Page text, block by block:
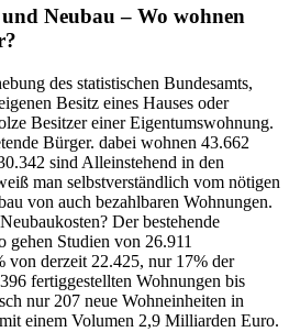
Neubau – Wo wohnen
des statistischen Bundesamts,
Besitz eines Hauses oder
Besitzer einer Eigentumswohnung.
Bürger. dabei wohnen 43.662
sind Alleinstehend in den
man selbstverständlich vom nötigen
von auch bezahlbaren Wohnungen.
Der bestehende
gehen Studien von 26.911
von derzeit 22.425, nur 17% der
fertiggestellten Wohnungen bis
nur 207 neue Wohneinheiten in
einem Volumen 2,9 Milliarden Euro.